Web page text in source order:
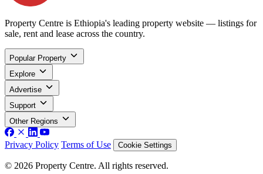
Property Centre is Ethiopia's leading property website — listings for
sale, rent and lease across the country.
Popular Property
Explore
Advertise
Support
Other Regions
Privacy Policy Terms of Use Cookie Settings
© 2026 Property Centre. All rights reserved.